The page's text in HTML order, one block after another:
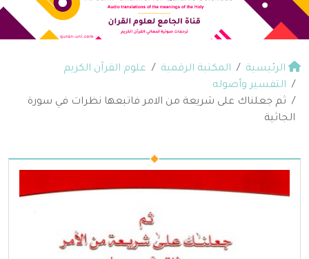
الرئيسية المكتبة الرقمية
علوم القرآن الكريم
التفسير وأصوله
ثم جعلناك على شريعة من الامر فاتبعها نظرات في سورة
الجاثية